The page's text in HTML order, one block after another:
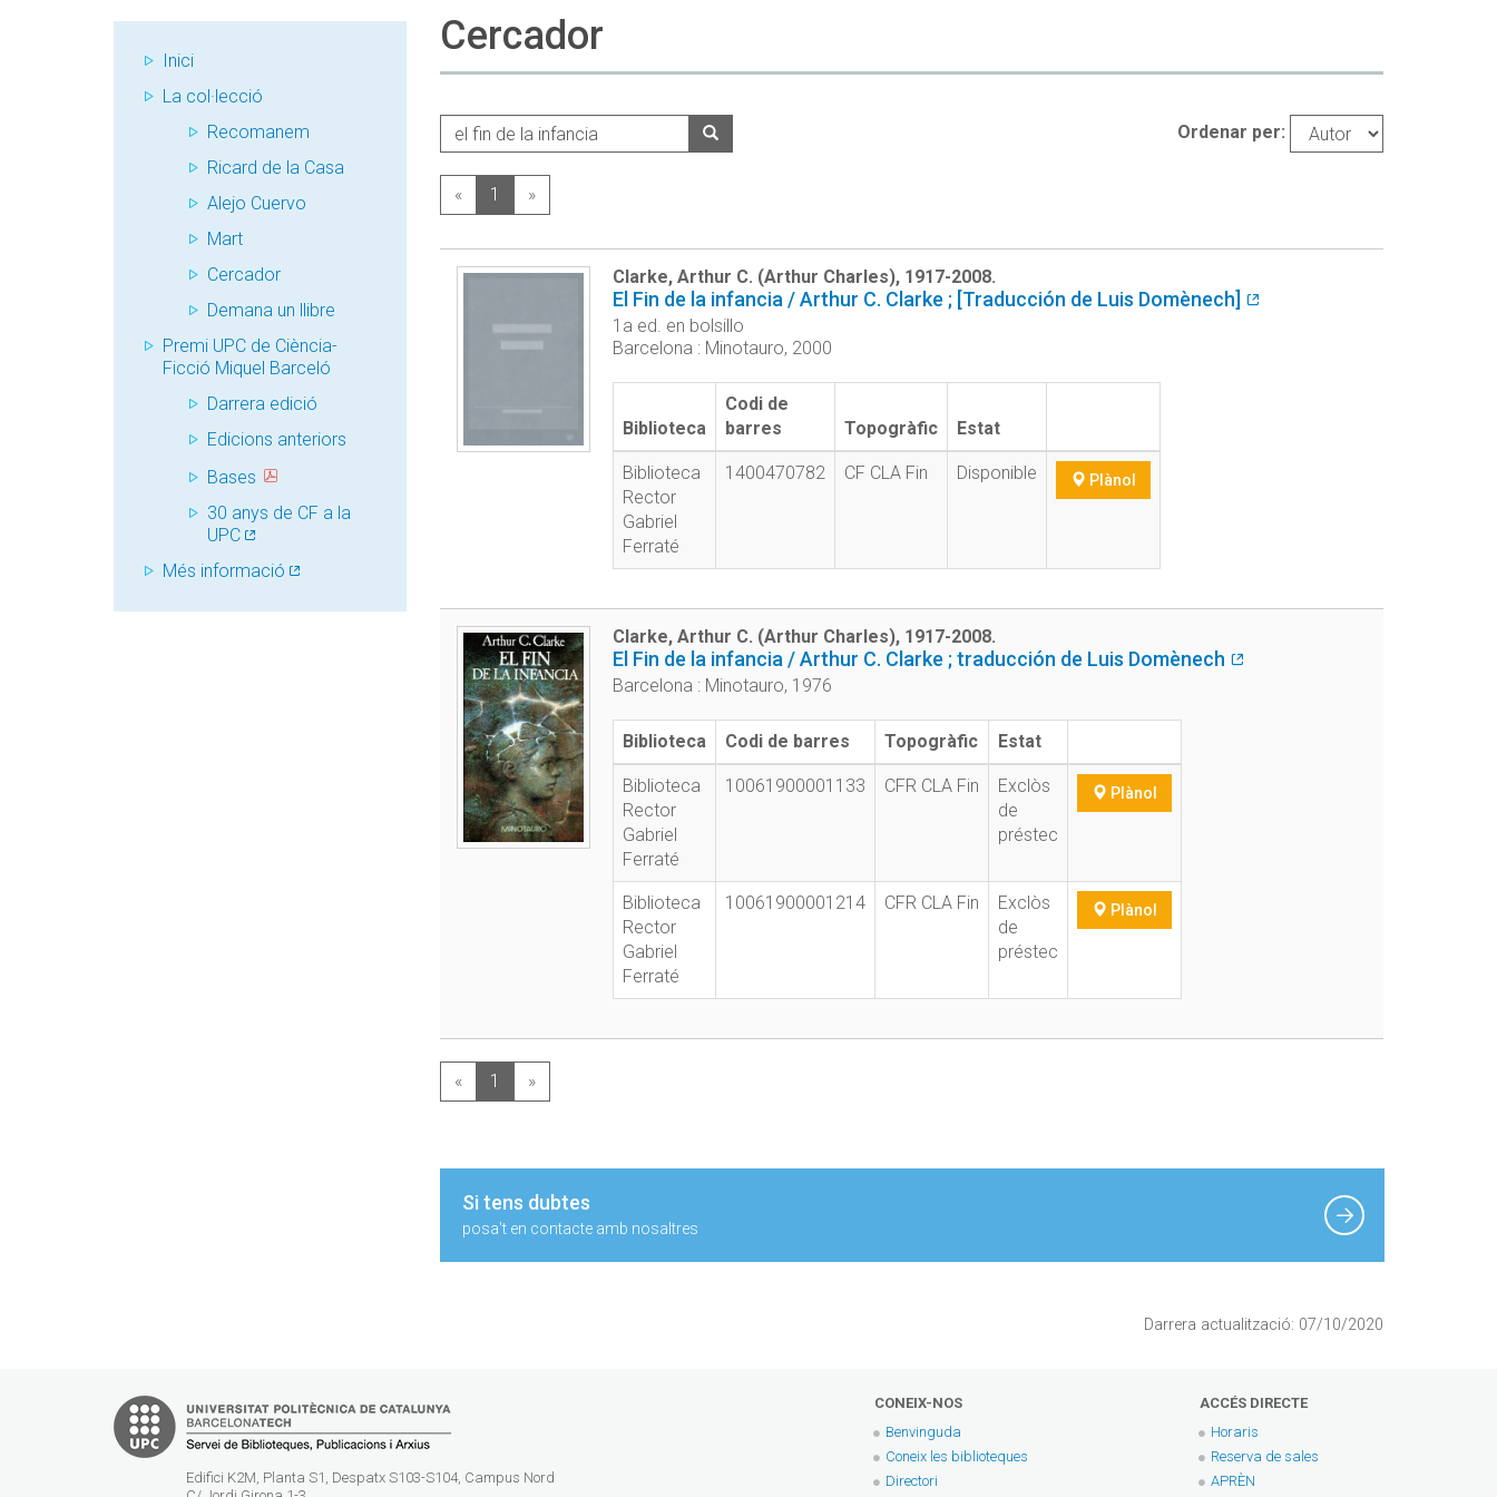
Inici
La col·lecció
Recomanem
Ricard de la Casa
Alejo Cuervo
Mart
Cercador
Demana un llibre
Premi UPC de Ciència-
Ficció Miquel Barceló
Darrera edició
Edicions anteriors
Bases
30 anys de CF a la
UPC
Més informació
Cercador
Ordenar per:
« 1 »
Clarke, Arthur C. (Arthur Charles), 1917-2008.
El Fin de la infancia / Arthur C. Clarke ; [Traducción de Luis Domènech]
1a ed. en bolsillo
Barcelona : Minotauro, 2000
Biblioteca
Codi de
barres
Topogràfic Estat
Biblioteca
Rector
Gabriel
Ferraté
1400470782 CF CLA Fin Disponible Plànol
Clarke, Arthur C. (Arthur Charles), 1917-2008.
El Fin de la infancia / Arthur C. Clarke ; traducción de Luis Domènech
Barcelona : Minotauro, 1976
Biblioteca Codi de barres Topogràfic Estat
Biblioteca
Rector
Gabriel
Ferraté
10061900001133 CFR CLA Fin
Exclòs
de
préstec
Plànol
Biblioteca
Rector
Gabriel
Ferraté
10061900001214 CFR CLA Fin
Exclòs
de
préstec
Plànol
« 1 »
Si tens dubtes
posa't en contacte amb nosaltres
Darrera actualització: 07/10/2020
Edifici K2M, Planta S1, Despatx S103-S104, Campus Nord
CONEIX-NOS
Benvinguda
Coneix les biblioteques
Directori
ACCÉS DIRECTE
Horaris
Reserva de sales
APRÈN